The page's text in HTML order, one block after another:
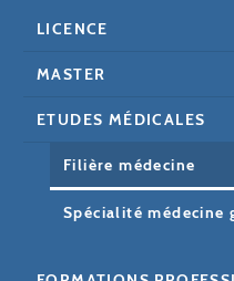
LICENCE
MASTER
ETUDES MÉDICALES
Filière médecine
Spécialité médecine